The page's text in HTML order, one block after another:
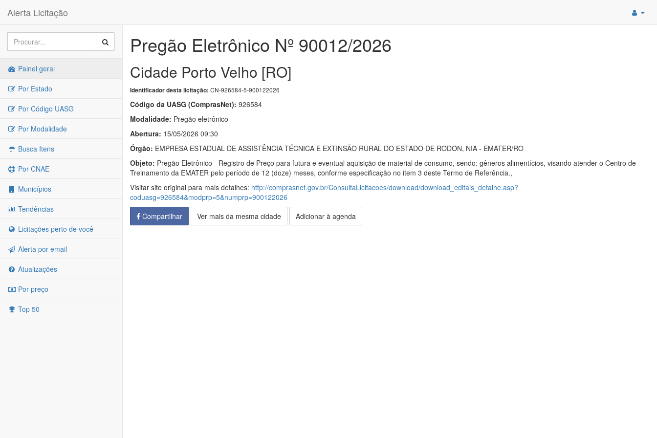
Alerta Licitação
Painel geral
Por Estado
Por Código UASG
Por Modalidade
Busca Itens
Por CNAE
Municípios
Tendências
Licitações perto de você
Alerta por email
Atualizações
Por preço
Top 50
Pregão Eletrônico Nº 90012/2026
Cidade Porto Velho [RO]
Identificador desta licitação: CN-926584-5-900122026
Código da UASG (ComprasNet): 926584
Modalidade: Pregão eletrônico
Abertura: 15/05/2026 09:30
Órgão: EMPRESA ESTADUAL DE ASSISTÊNCIA TÉCNICA E EXTINSÃO RURAL DO ESTADO DE RODÔN, NIA - EMATER/RO
Objeto: Pregão Eletrônico - Registro de Preço para futura e eventual aquisição de material de consumo, sendo: gêneros alimentícios, visando atender o Centro de
Treinamento da EMATER pelo período de 12 (doze) meses, conforme especificação no item 3 deste Termo de Referência.,
Visitar site original para mais detalhes: http://comprasnet.gov.br/ConsultaLicitacoes/download/download_editais_detalhe.asp?
coduasg=926584&modprp=5&numprp=900122026
Compartilhar
Ver mais da mesma cidade Adicionar à agenda